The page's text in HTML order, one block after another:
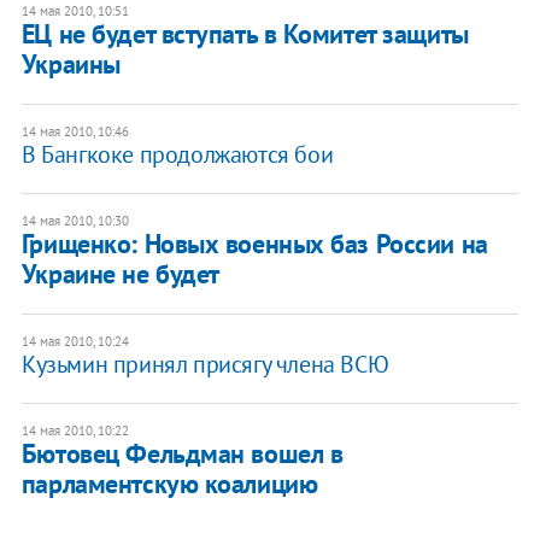
14 мая 2010, 10:51
ЕЦ не будет вступать в Комитет защиты
Украины
14 мая 2010, 10:46
В Бангкоке продолжаются бои
14 мая 2010, 10:30
Грищенко: Новых военных баз России на
Украине не будет
14 мая 2010, 10:24
Кузьмин принял присягу члена ВСЮ
14 мая 2010, 10:22
Бютовец Фельдман вошел в
парламентскую коалицию